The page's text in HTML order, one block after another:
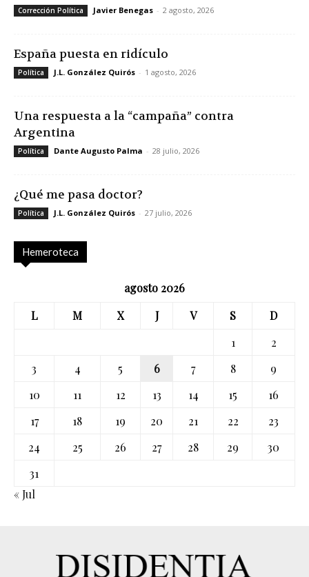
Corrección Política Javier Benegas - 2 agosto, 2026
España puesta en ridículo
Política J.L. González Quirós - 1 agosto, 2026
Una respuesta a la “campaña” contra
Argentina
Política Dante Augusto Palma - 28 julio, 2026
¿Qué me pasa doctor?
Política J.L. González Quirós - 27 julio, 2026
Hemeroteca
agosto 2026
L
M X J V S
D
1
2
3
4 5 6 7 8
9
10
11 12 13 14 15
16
17
18 19 20 21 22
23
24
25 26 27 28 29
30
31
« Jul